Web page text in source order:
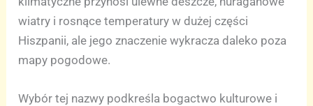
wiatry i rosnące temperatury w dużej części
Hiszpanii, ale jego znaczenie wykracza daleko poza
mapy pogodowe.
Wybór tej nazwy podkreśla bogactwo kulturowe i